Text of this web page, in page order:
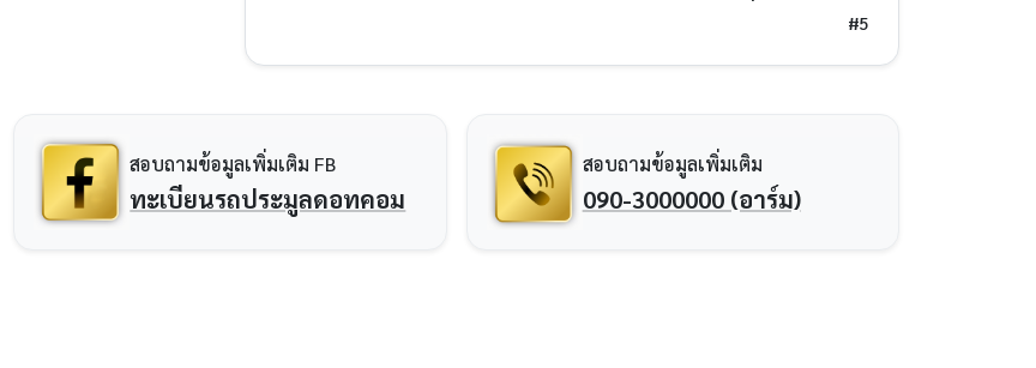
#5
สอบถามข้อมูลเพิ่มเติม FB
ทะเบียนรถประมูลดอทคอม
สอบถามข้อมูลเพิ่มเติม
090-3000000 (อาร์ม)